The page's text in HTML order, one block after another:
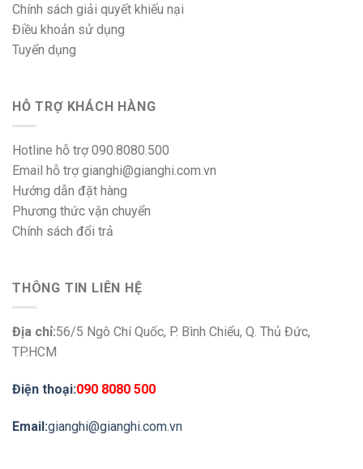
Chính sách giải quyết khiếu nại
Điều khoản sử dụng
Tuyển dụng
HỖ TRỢ KHÁCH HÀNG
Hotline hỗ trợ 090.8080.500
Email hỗ trợ gianghi@gianghi.com.vn
Hướng dẫn đặt hàng
Phương thức vận chuyển
Chính sách đổi trả
THÔNG TIN LIÊN HỆ
Địa chỉ:56/5 Ngô Chí Quốc, P. Bình Chiểu, Q. Thủ Đức,
TP.HCM
Điện thoại:090 8080 500
Email:gianghi@gianghi.com.vn